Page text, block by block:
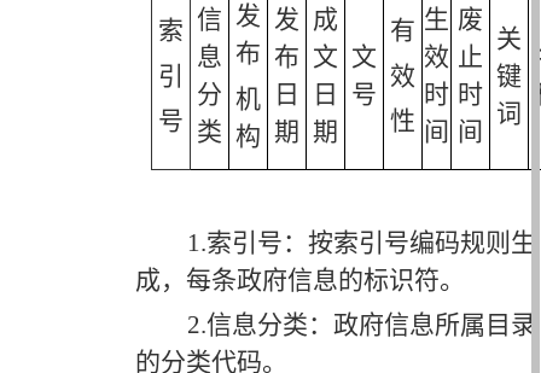
索
引
号
信
息
分
类
发
布
机
构
发
布
日
期
成
文
日
期
文
号
有
效
性
生
效
时
间
废
止
时
间
关
键
词
1.索引号：按索引号编码规则生
成，每条政府信息的标识符。
2.信息分类：政府信息所属目录
的分类代码。